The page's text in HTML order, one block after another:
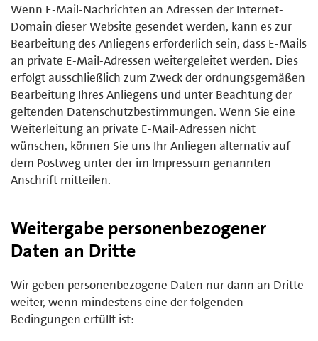
Wenn E-Mail-Nachrichten an Adressen der Internet-
Domain dieser Website gesendet werden, kann es zur
Bearbeitung des Anliegens erforderlich sein, dass E-Mails
an private E-Mail-Adressen weitergeleitet werden. Dies
erfolgt ausschließlich zum Zweck der ordnungsgemäßen
Bearbeitung Ihres Anliegens und unter Beachtung der
geltenden Datenschutzbestimmungen. Wenn Sie eine
Weiterleitung an private E-Mail-Adressen nicht
wünschen, können Sie uns Ihr Anliegen alternativ auf
dem Postweg unter der im Impressum genannten
Anschrift mitteilen.
Weitergabe personenbezogener
Daten an Dritte
Wir geben personenbezogene Daten nur dann an Dritte
weiter, wenn mindestens eine der folgenden
Bedingungen erfüllt ist: